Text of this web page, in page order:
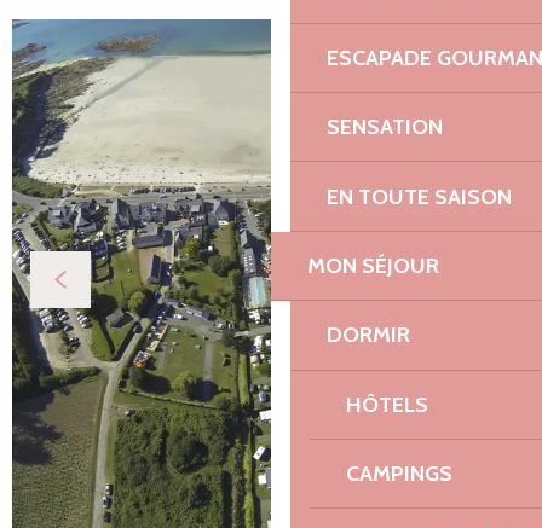
ESCAPADE
SENSATION
EN TOUTE SAISON
MON SÉJOUR
DORMIR
HÔTELS
CAMPINGS